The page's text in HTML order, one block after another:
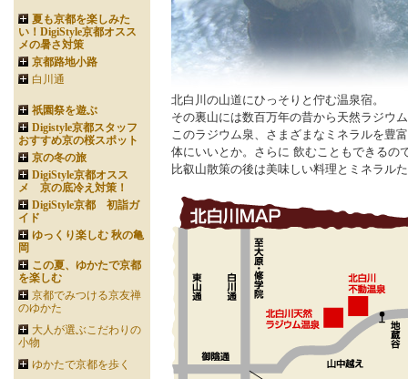
北白川の山道にひっそりと佇む温泉宿。
その裏山には数百万年の昔から天然ラジウ
このラジウム泉、さまざまなミネラルを豊
体にいいとか。さらに 飲むこともできるの
比叡山散策の後は美味しい料理とミネラル
夏も京都を楽しみた
い！DigiStyle京都オスス
メの暑さ対策
京都路地小路
白川通
祇園祭を遊ぶ
Digistyle京都スタッフ
おすすめ京の桜スポット
京の冬の旅
DigiStyle京都オスス
メ 京の底冷え対策！
DigiStyle京都 初詣ガ
イド
ゆっくり楽しむ 秋の亀
岡
この夏、ゆかたで京都
を楽しむ
京都でみつける京友禅
のゆかた
大人が選ぶこだわりの
小物
ゆかたで京都を歩く